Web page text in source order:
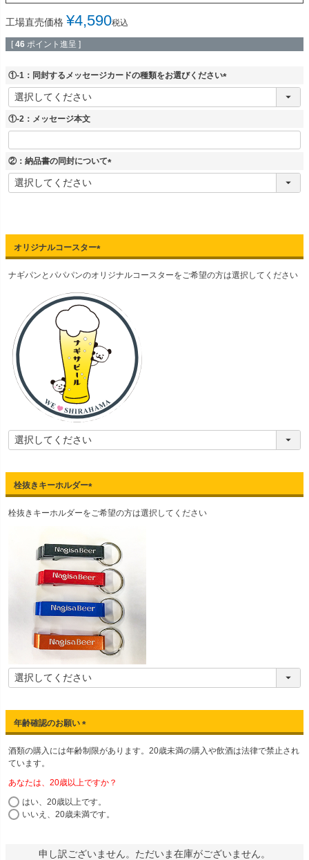
工場直売価格 ¥4,590税込
[ 46 ポイント進呈 ]
①-1：同封するメッセージカードの種類をお選びください
(
①-2：メッセージ本文
②：納品書の同封について
(
オリジナルコースター
(
必
)
ナギパンとパパパンのオリジナルコースターをご希望の方は選択してください
栓抜きキーホルダー
(
必
栓抜きキーホルダーをご希望の方は選択してください
年齢確認のお願い
(
必
酒類の購入には年齢制限があります。20歳未満の購入や飲酒は法律で禁止され
ています。
あなたは、20歳以上ですか？
はい、20歳以上です。
いいえ、20歳未満です。
申し訳ございません。ただいま在庫がございません。